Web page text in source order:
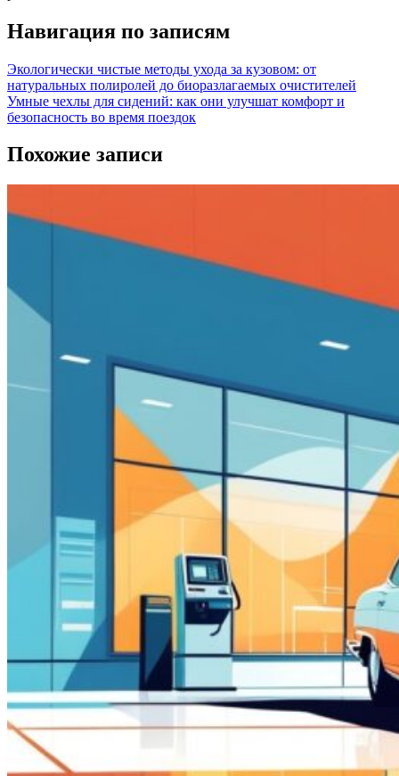
Навигация по записям
Экологически чистые методы ухода за кузовом: от
натуральных полиролей до биоразлагаемых очистителей
Умные чехлы для сидений: как они улучшат комфорт и
безопасность во время поездок
Похожие записи